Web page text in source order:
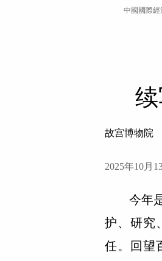
中國國際經
故宫博物院
2025年10月
今年是
护、研究
任。回望